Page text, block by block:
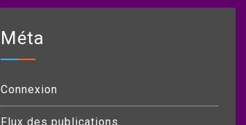
Méta
Connexion
Flux des publications